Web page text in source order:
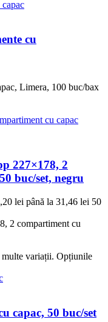
cu
Limera, 100 buc/bax
227×178, 2
buc/set, negru
lei până la 31,46 lei 50
2 compartiment cu
multe variații. Opțiunile
capac, 50 buc/set